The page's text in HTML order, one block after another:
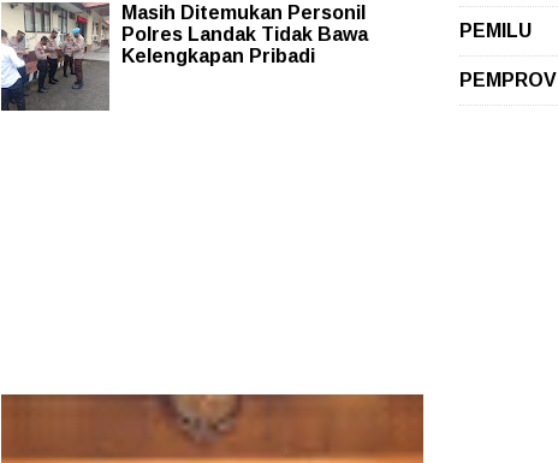
Masih Ditemukan Personil
Polres Landak Tidak Bawa
Kelengkapan Pribadi
PEMILU
PEMPROV